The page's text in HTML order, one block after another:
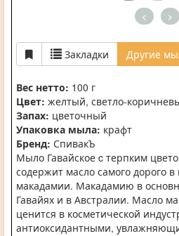
< >
Закладки Другие
Вес нетто: 100 г
Цвет: желтый, светло-
Запах: цветочный
Упаковка мыла: крафт
Бренд: СпивакЪ
Мыло Гавайское c терпким
содержит масло самого дорого
макадамии. Макадамию в
Гавайях и в Австралии. Масло
ценится в косметической
антиоксидантными,